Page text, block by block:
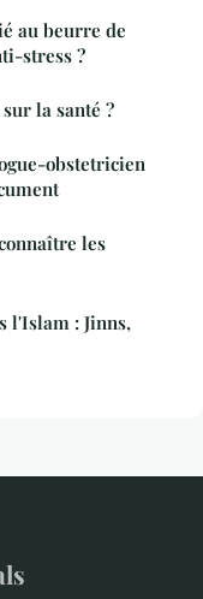
au beurre de
stress ?
la santé ?
obstetricien
les
l'Islam : Jinns,